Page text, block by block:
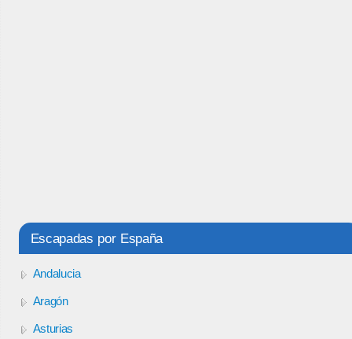
Escapadas por España
Andalucia
Aragón
Asturias